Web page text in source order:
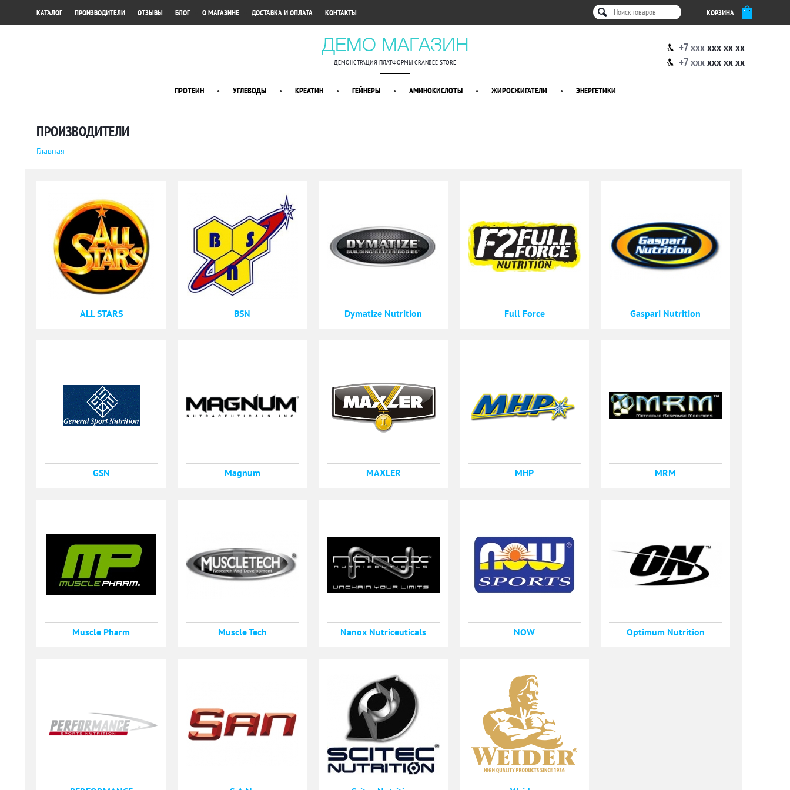
КОРЗИНА
КАТАЛОГ ПРОИЗВОДИТЕЛИ ОТЗЫВЫ БЛОГ О МАГАЗИНЕ ДОСТАВКА И ОПЛАТА КОНТАКТЫ
ДЕМО МАГАЗИН
ДЕМОНСТРАЦИЯ ПЛАТФОРМЫ CRANBEE STORE
+7 xxx xxx xx xx
+7 xxx xxx xx xx
ПРОТЕИН • УГЛЕВОДЫ • КРЕАТИН • ГЕЙНЕРЫ • АМИНОКИСЛОТЫ • ЖИРОСЖИГАТЕЛИ • ЭНЕРГЕТИКИ
ПРОИЗВОДИТЕЛИ
Главная
ALL STARS BSN Dymatize Nutrition Full Force Gaspari Nutrition
GSN Magnum MAXLER MHP MRM
Muscle Pharm Muscle Tech Nanox Nutriceuticals NOW Optimum Nutrition